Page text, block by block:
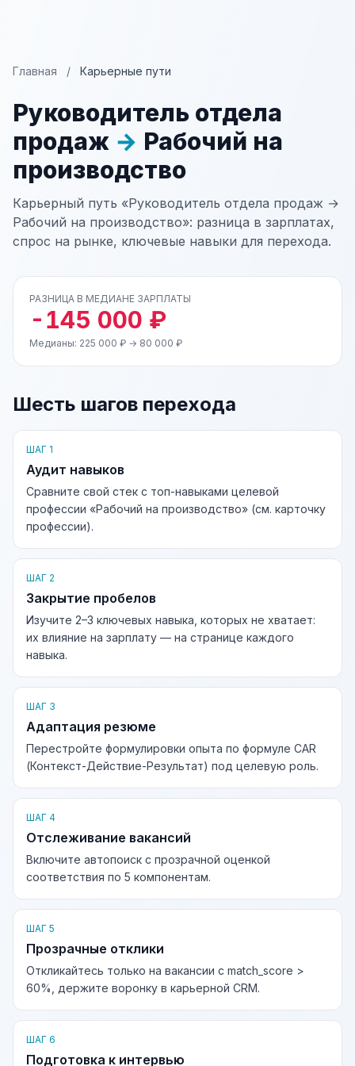
Главная / Карьерные пути
Руководитель отдела
продаж → Рабочий на
производство
Карьерный путь «Руководитель отдела продаж →
Рабочий на производство»: разница в зарплатах,
спрос на рынке, ключевые навыки для перехода.
РАЗНИЦА В МЕДИАНЕ ЗАРПЛАТЫ
-145 000 ₽
Медианы: 225 000 ₽ → 80 000 ₽
Шесть шагов перехода
ШАГ 1
Аудит навыков
Сравните свой стек с топ-навыками целевой
профессии «Рабочий на производство» (см. карточку
профессии).
ШАГ 2
Закрытие пробелов
Изучите 2–3 ключевых навыка, которых не хватает:
их влияние на зарплату — на странице каждого
навыка.
ШАГ 3
Адаптация резюме
Перестройте формулировки опыта по формуле CAR
(Контекст-Действие-Результат) под целевую роль.
ШАГ 4
Отслеживание вакансий
Включите автопоиск с прозрачной оценкой
соответствия по 5 компонентам.
ШАГ 5
Прозрачные отклики
Откликайтесь только на вакансии с match_score >
60%, держите воронку в карьерной CRM.
ШАГ 6
Подготовка к интервью